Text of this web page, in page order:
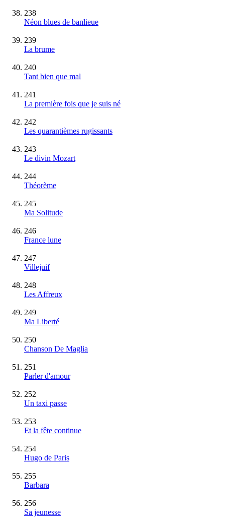
238
Néon blues de banlieue
239
La brume
240
Tant bien que mal
241
La première fois que je suis né
242
Les quarantièmes rugissants
243
Le divin Mozart
244
Théorème
245
Ma Solitude
246
France lune
247
Villejuif
248
Les Affreux
249
Ma Liberté
250
Chanson De Maglia
251
Parler d'amour
252
Un taxi passe
253
Et la fête continue
254
Hugo de Paris
255
Barbara
256
Sa jeunesse